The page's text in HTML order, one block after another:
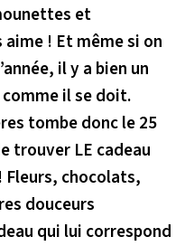
et
! Et même si on
il y a bien un
il se doit.
tombe donc le 25
trouver LE cadeau
chocolats,
douceurs
qui lui correspond